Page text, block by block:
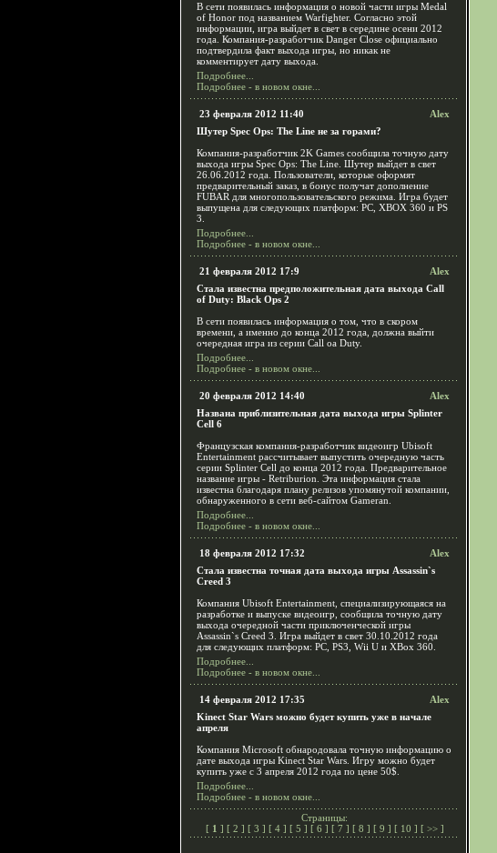
В сети появилась информация о новой части игры Medal
of Honor под названием Warfighter. Согласно этой
информации, игра выйдет в свет в середине осени 2012
года. Компания-разработчик Danger Close официально
подтвердила факт выхода игры, но никак не
комментирует дату выхода.
Подробнее...
Подробнее - в новом окне...
23 февраля 2012 11:40
Alex
Шутер Spec Ops: The Line не за горами?
Компания-разработчик 2K Games сообщила точную дату
выхода игры Spec Ops: The Line. Шутер выйдет в свет
26.06.2012 года. Пользователи, которые оформят
предварительный заказ, в бонус получат дополнение
FUBAR для многопользовательского режима. Игра будет
выпущена для следующих платформ: PC, XBOX 360 и PS
3.
Подробнее...
Подробнее - в новом окне...
21 февраля 2012 17:9
Alex
Стала известна предположительная дата выхода Call
of Duty: Black Ops 2
В сети появилась информация о том, что в скором
времени, а именно до конца 2012 года, должна выйти
очередная игра из серии Call oа Duty.
Подробнее...
Подробнее - в новом окне...
20 февраля 2012 14:40
Alex
Названа приблизительная дата выхода игры Splinter
Cell 6
Французская компания-разработчик видеоигр Ubisoft
Entertainment рассчитывает выпустить очередную часть
серии Splinter Cell до конца 2012 года. Предварительное
название игры - Retriburion. Эта информация стала
известна благодаря плану релизов упомянутой компании,
обнаруженного в сети веб-сайтом Gameran.
Подробнее...
Подробнее - в новом окне...
18 февраля 2012 17:32
Alex
Стала известна точная дата выхода игры Assassin`s
Creed 3
Компания Ubisoft Entertainment, специализирующаяся на
разработке и выпуске видеоигр, сообщила точную дату
выхода очередной части приключенческой игры
Assassin`s Creed 3. Игра выйдет в свет 30.10.2012 года
для следующих платформ: PC, PS3, Wii U и XBox 360.
Подробнее...
Подробнее - в новом окне...
14 февраля 2012 17:35
Alex
Kinect Star Wars можно будет купить уже в начале
апреля
Компания Microsoft обнародовала точную информацию о
дате выхода игры Kinect Star Wars. Игру можно будет
купить уже с 3 апреля 2012 года по цене 50$.
Подробнее...
Подробнее - в новом окне...
Страницы:
[ 1 ] [ 2 ] [ 3 ] [ 4 ] [ 5 ] [ 6 ] [ 7 ] [ 8 ] [ 9 ] [ 10 ] [ >> ]